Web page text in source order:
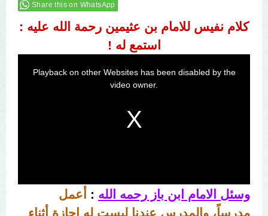
Share this on WhatsApp
كلام نفيس للامام بن عثيمين رحمة الله عليه :
استمع له !
وسئل الامام ابن باز رحمه الله :
أعمل
مدرساً، والمدرس عندنا ليست له إجازة أثناء